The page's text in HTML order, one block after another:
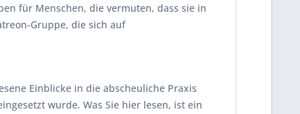
für Menschen, die vermuten, dass sie in
Gruppe, die sich auf
Einblicke in die abscheuliche Praxis
wurde. Was Sie hier lesen, ist ein